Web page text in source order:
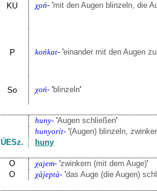
KU χ̥oń- 'mit den Augen blinzeln, die
P końkat- 'einander mit den Augen
So χoń- 'blinzeln'
huny- 'Augen schließen'
hunyorít- '(Augen) blinzeln,
ÚESz.
huny
O χajem- 'zwinkern (mit dem Auge)'
O
χājeptā- 'das Auge (die Augen)